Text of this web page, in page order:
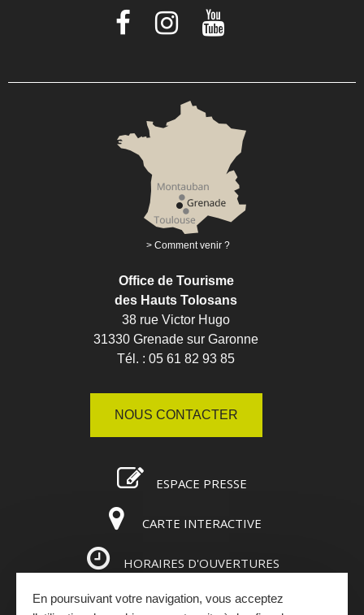
Comment venir ?
Office de Tourisme
des Hauts Tolosans
38 rue Victor Hugo
31330 Grenade sur Garonne
Tél. : 05 61 82 93 85
NOUS CONTACTER
ESPACE PRESSE
CARTE INTERACTIVE
HORAIRES D'OUVERTURES
ESPACE PRO
En poursuivant votre navigation, vous acceptez